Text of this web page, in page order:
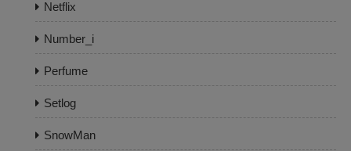
Netflix
Number_i
Perfume
Setlog
SnowMan